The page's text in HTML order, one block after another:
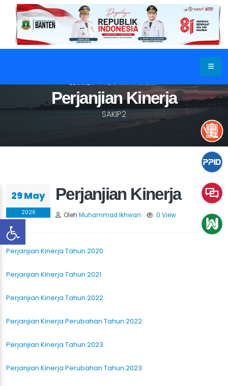
Perjanjian Kinerja
SAKIP2
BERANDA PERJANJIAN KINERJA
29 May
2026
Perjanjian Kinerja
Oleh Muhammad Ikhwan 0 View
Perjanjian Kinerja Tahun 2020
Perjanjian Kinerja Tahun 2021
Perjanjian Kinerja Tahun 2022
Perjanjian Kinerja Perubahan Tahun 2022
Perjanjian Kinerja Tahun 2023
Perjanjian Kinerja Perubahan Tahun 2023